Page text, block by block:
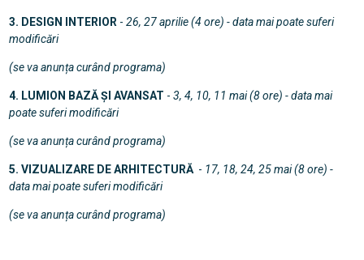
3. DESIGN INTERIOR - 26, 27 aprilie (4 ore) - data mai poate suferi
modificări
(se va anunța curând programa)
4. LUMION BAZĂ ȘI AVANSAT - 3, 4, 10, 11 mai (8 ore) - data mai
poate suferi modificări
(se va anunța curând programa)
5. VIZUALIZARE DE ARHITECTURĂ - 17, 18, 24, 25 mai (8 ore) -
data mai poate suferi modificări
(se va anunța curând programa)